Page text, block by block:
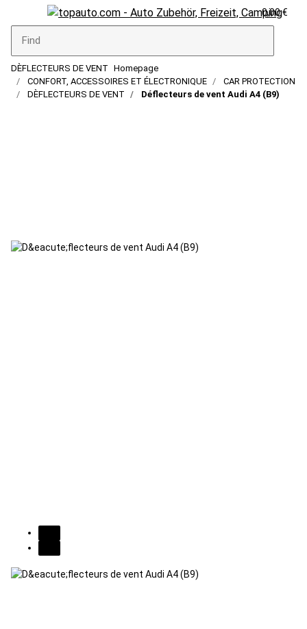
0,00 €
DÈFLECTEURS DE VENT Homepage
CONFORT, ACCESSOIRES ET ÉLECTRONIQUE
CAR PROTECTION
DÈFLECTEURS DE VENT
Déflecteurs de vent Audi A4 (B9)